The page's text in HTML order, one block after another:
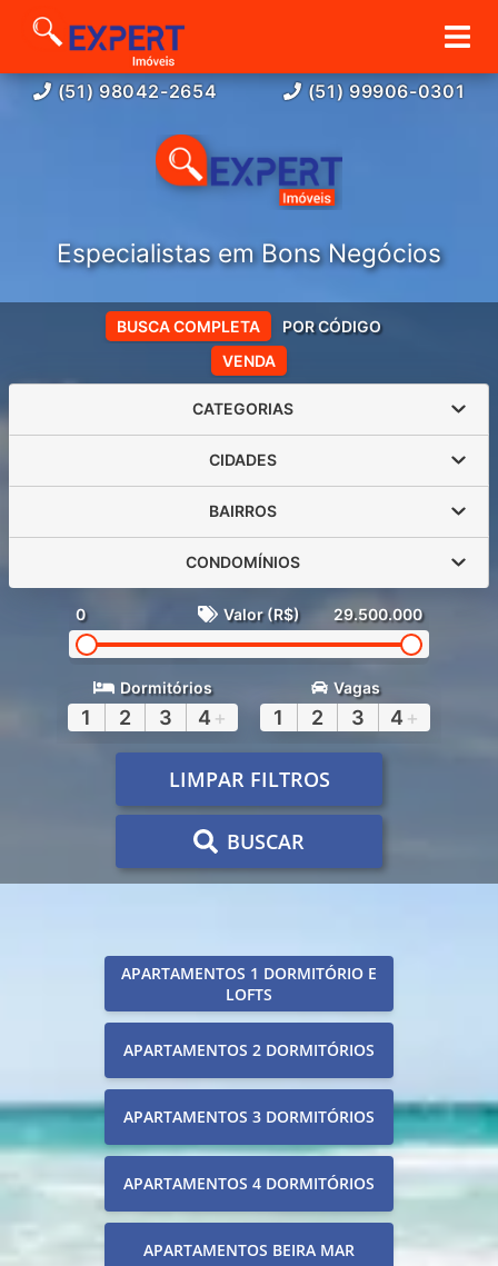
(51) 98042-2654 (51) 99906-0301
Especialistas em Bons Negócios
VENDA
BUSCA COMPLETA POR CÓDIGO
CATEGORIAS
CIDADES
BAIRROS
CONDOMÍNIOS
0 Valor (R$) 29.500.000
Dormitórios
1 2 3 4 +
Vagas
1 2 3 4 +
LIMPAR FILTROS
BUSCAR
APARTAMENTOS 1 DORMITÓRIO E
LOFTS
APARTAMENTOS 2 DORMITÓRIOS
APARTAMENTOS 3 DORMITÓRIOS
APARTAMENTOS 4 DORMITÓRIOS
APARTAMENTOS BEIRA MAR